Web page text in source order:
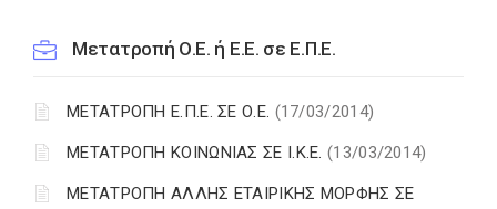
Μετατροπή Ο.Ε. ή Ε.Ε. σε Ε.Π.Ε.
ΜΕΤΑΤΡΟΠΗ Ε.Π.Ε. ΣΕ Ο.Ε. (17/03/2014)
ΜΕΤΑΤΡΟΠΗ ΚΟΙΝΩΝΙΑΣ ΣΕ Ι.Κ.Ε.(13/03/2014)
ΜΕΤΑΤΡΟΠΗ ΑΛΛΗΣ ΕΤΑΙΡΙΚΗΣ ΜΟΡΦΗΣ ΣΕ